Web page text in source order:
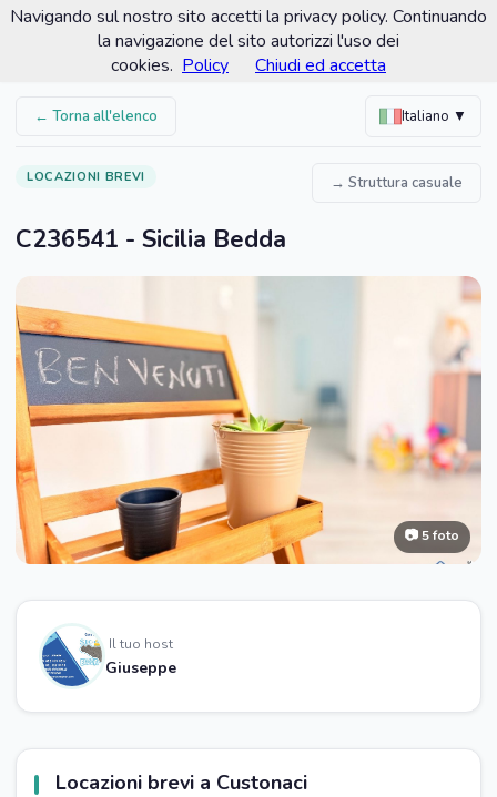
Comune di Custonaci
Portale turistico ufficiale
← Torna all'elenco Italiano ▼
LOCAZIONI BREVI → Struttura casuale
C236541 - Sicilia Bedda
📷 5 foto
Locazioni brevi a Custonaci
Il tuo host
Giuseppe
Navigando sul nostro sito accetti la privacy policy. Continuando
la navigazione del sito autorizzi l'uso dei
cookies. Policy Chiudi ed accetta